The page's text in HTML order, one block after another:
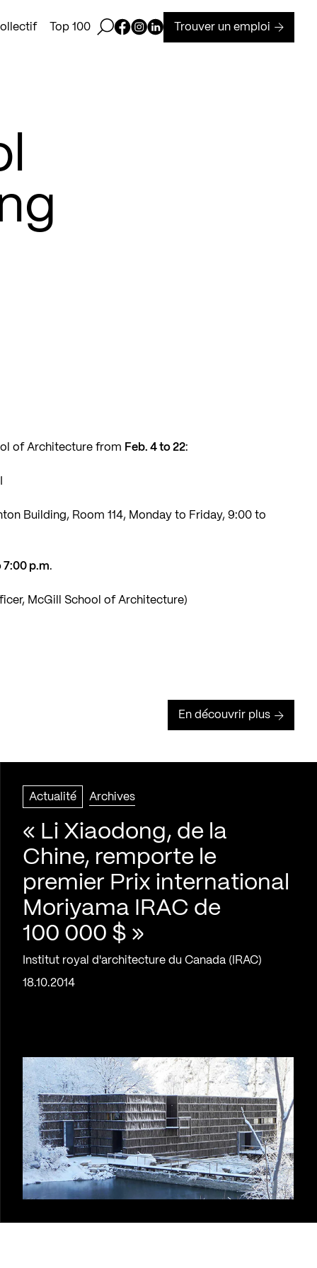
Top 100 Ouvrir la barre de recherche
Page Facebook de Kollectif
Page Instagram de Kollectif
Page Linkedin de Kollectif
Trouver un emploi
of Architecture from Feb. 4 to 22:
Building, Room 114, Monday to Friday, 9:00 to
7:00 p.m.
McGill School of Architecture)
En découvrir plus
Actualité Archives
« Li Xiaodong, de la
Chine, remporte le
premier Prix international
Moriyama IRAC de
100 000 $ »
Institut royal d'architecture du Canada (IRAC)
18.10.2014